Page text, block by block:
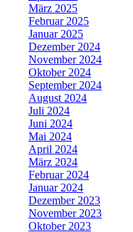
März 2025
Februar 2025
Januar 2025
Dezember 2024
November 2024
Oktober 2024
September 2024
August 2024
Juli 2024
Juni 2024
Mai 2024
April 2024
März 2024
Februar 2024
Januar 2024
Dezember 2023
November 2023
Oktober 2023